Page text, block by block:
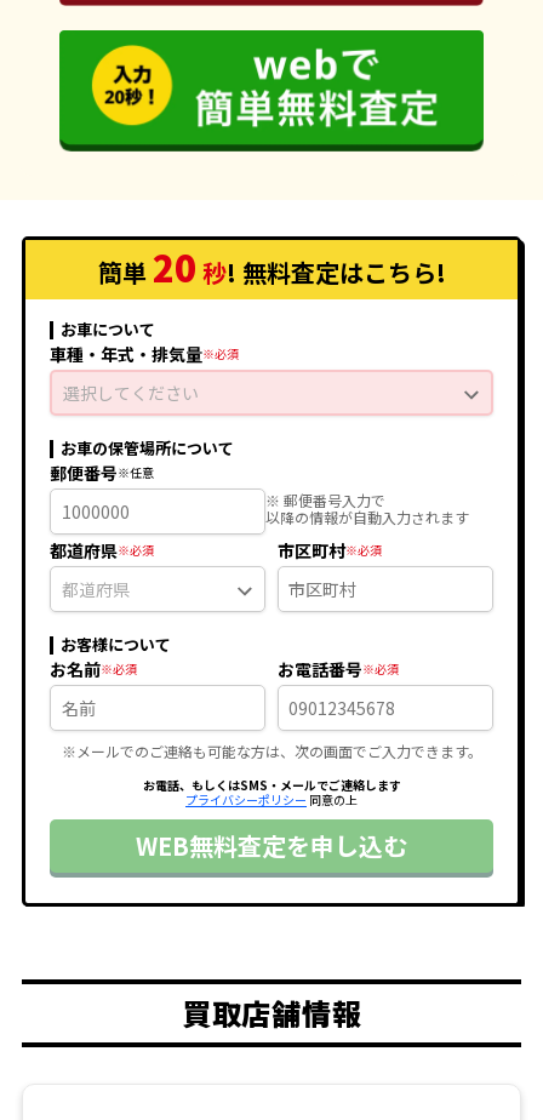
簡単 20 秒! 無料査定はこちら!
お車について
車種・年式・排気量
選択してください
お車の保管場所について
郵便番号
※ 郵便番号入力で
以降の情報が自動入力されます
都道府県 市区町村
お客様について
お名前 お電話番号
※メールでのご連絡も可能な方は、次の画面でご入力できます。
お電話、もしくはSMS・メールでご連絡します
プライバシーポリシー 同意の上
WEB無料査定を申し込む
買取店舗情報